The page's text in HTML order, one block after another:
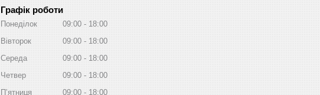
Графік роботи
Понеділок 09:00
18:00
Вівторок
09:00
18:00
Середа
09:00
18:00
Четвер
09:00
18:00
Пʼятниця
09:00 18:00